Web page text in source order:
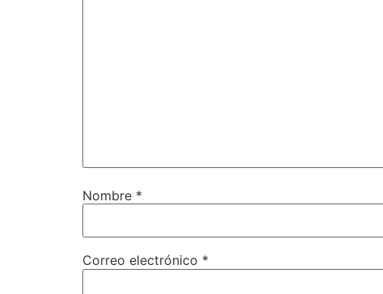
Nombre *
Correo electrónico *